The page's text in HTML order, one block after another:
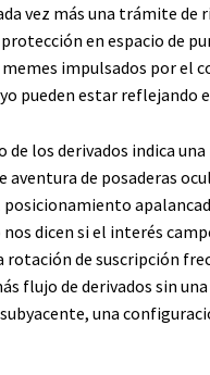
vez más una trámite de
en espacio de
impulsados ​​por el
pueden estar reflejando
de los derivados indica
de posaderas
dicen si el interés
de suscripción
flujo de derivados sin
una